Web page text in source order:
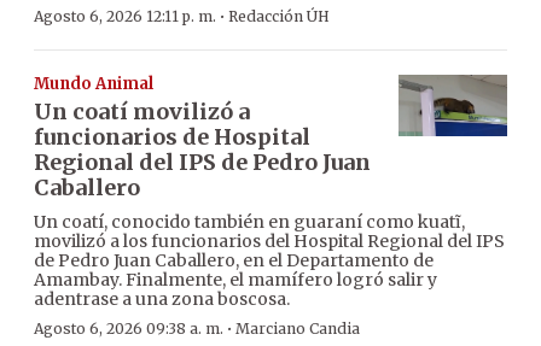
Agosto 6, 2026 12:11 p. m. · Redacción ÚH
Mundo Animal
Un coatí movilizó a
funcionarios de Hospital
Regional del IPS de Pedro Juan
Caballero
Un coatí, conocido también en guaraní como kuatĩ,
movilizó a los funcionarios del Hospital Regional del IPS
de Pedro Juan Caballero, en el Departamento de
Amambay. Finalmente, el mamífero logró salir y
adentrase a una zona boscosa.
Agosto 6, 2026 09:38 a. m. · Marciano Candia